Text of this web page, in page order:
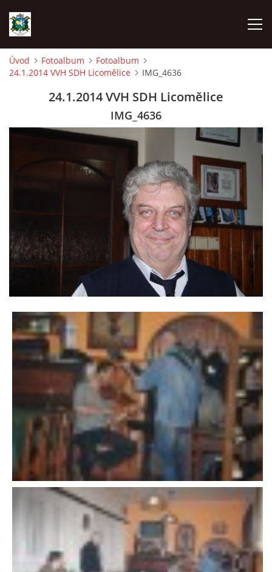
ÚVOD
PŘIHLAŠOVACÍ FORMULÁŘ NA FICHTLCUP 2026
LISTINA PŘIHLÁŠENÝCH ZÁVODNÍKŮ FICHTLCUP 2026
VÝSLEDKY 19. ROČNÍKU LICOMĚLICKÉHO FICHTLCUPU
SCHŮZE
BRIGÁDY
SEZNAM ČLENŮ SDH
MLADÍ HASIČI
LETNÍ AREÁL U NÁDRŽKY
VAROVÁNÍ OBYVATELSTVA
Úvod Fotoalbum
Fotoalbum
24.1.2014 VVH SDH Licomělice
IMG_4636
24.1.2014 VVH SDH Licomělice
IMG_4636